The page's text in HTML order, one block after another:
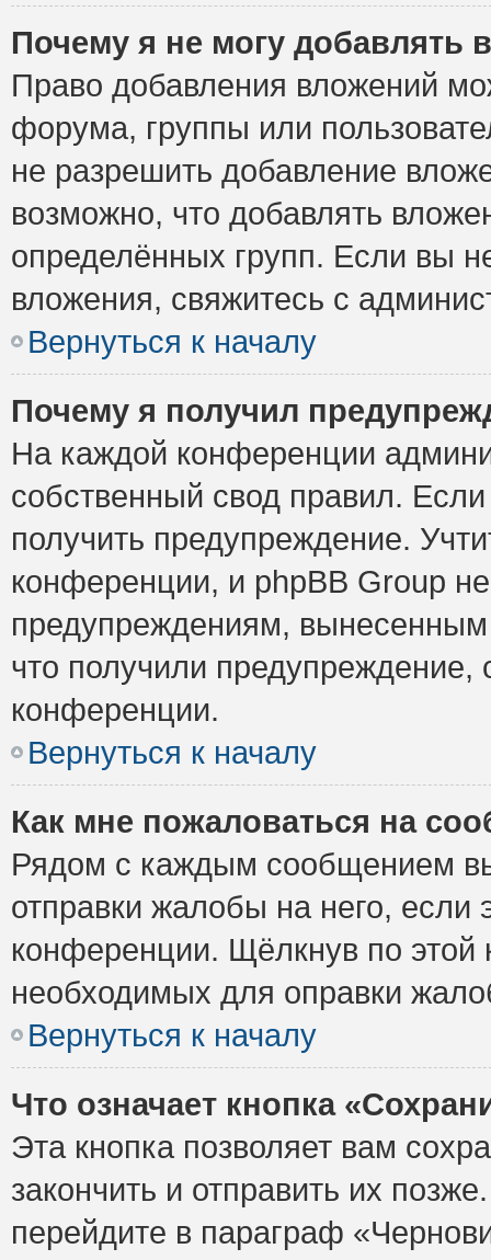
Почему я не могу добавлять
Право добавления вложений
форума, группы или
не разрешить добавление
возможно, что добавлять
определённых групп. Если вы
вложения, свяжитесь с
Вернуться к началу
Почему я получил
На каждой конференции
собственный свод правил.
получить предупреждение.
конференции, и phpBB Group
предупреждениям,
что получили предупреждение,
конференции.
Вернуться к началу
Как мне пожаловаться на
Рядом с каждым сообщением
отправки жалобы на него,
конференции. Щёлкнув по этой
необходимых для оправки
Вернуться к началу
Что означает кнопка
Эта кнопка позволяет вам
закончить и отправить их
перейдите в параграф